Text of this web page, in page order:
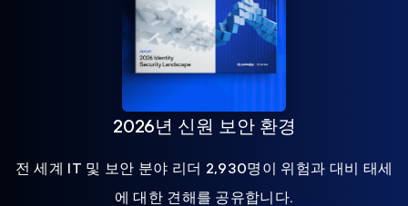
2026년 신원 보안 환경
전 세계 IT 및 보안 분야 리더 2,930명이 위험과 대비 태세
에 대한 견해를 공유합니다.